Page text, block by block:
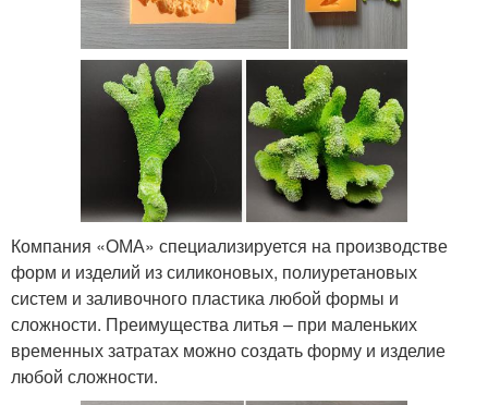
Компания «ОМА» специализируется на производстве
форм и изделий из силиконовых, полиуретановых
систем и заливочного пластика любой формы и
сложности. Преимущества литья – при маленьких
временных затратах можно создать форму и изделие
любой сложности.